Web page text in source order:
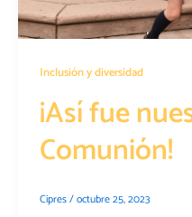
Inclusión y diversidad
¡Así fue
Comunión!
Cipres/octubre 25, 2023